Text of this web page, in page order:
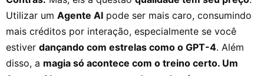
Utilizar um Agente AI pode ser mais caro, consumindo
mais créditos por interação, especialmente se você
estiver dançando com estrelas como o GPT-4. Além
disso, a magia só acontece com o treino certo. Um